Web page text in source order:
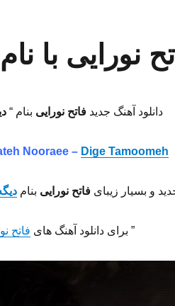
نورایی با
دانلود آهنگ جدید فاتح نورایی بنام “
Nooraee – Dige Tamoomeh
و بسیار زیبای فاتح نورایی بنام
” برای دانلود آهنگ های فاتح